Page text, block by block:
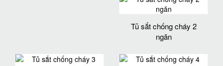
Tủ sắt chống cháy 2
ngăn